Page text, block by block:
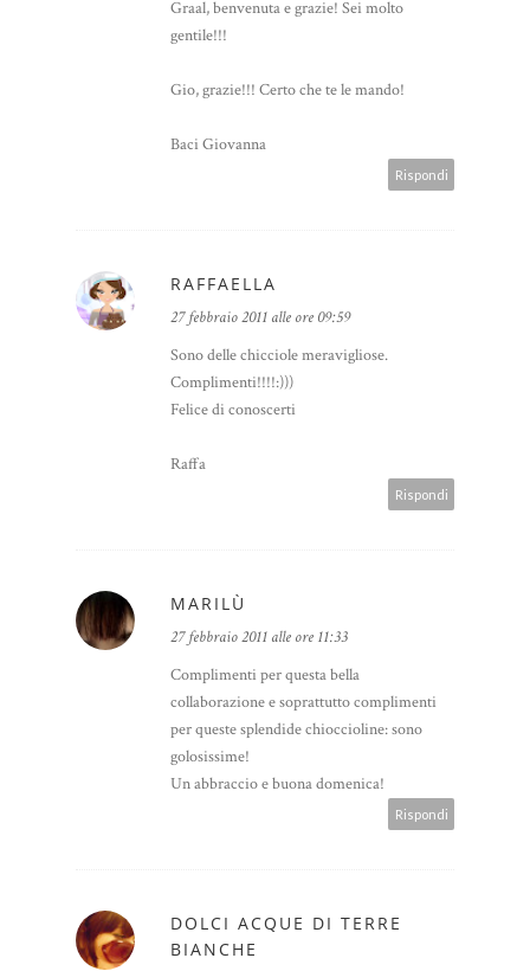
Graal, benvenuta e grazie! Sei molto
gentile!!!
Gio, grazie!!! Certo che te le mando!
Baci Giovanna
Rispondi
RAFFAELLA
27 febbraio 2011 alle ore 09:59
Sono delle chicciole meravigliose.
Complimenti!!!!:)))
Felice di conoscerti
Raffa
Rispondi
MARILÙ
27 febbraio 2011 alle ore 11:33
Complimenti per questa bella
collaborazione e soprattutto complimenti
per queste splendide chioccioline: sono
golosissime!
Un abbraccio e buona domenica!
Rispondi
DOLCI ACQUE DI TERRE
BIANCHE